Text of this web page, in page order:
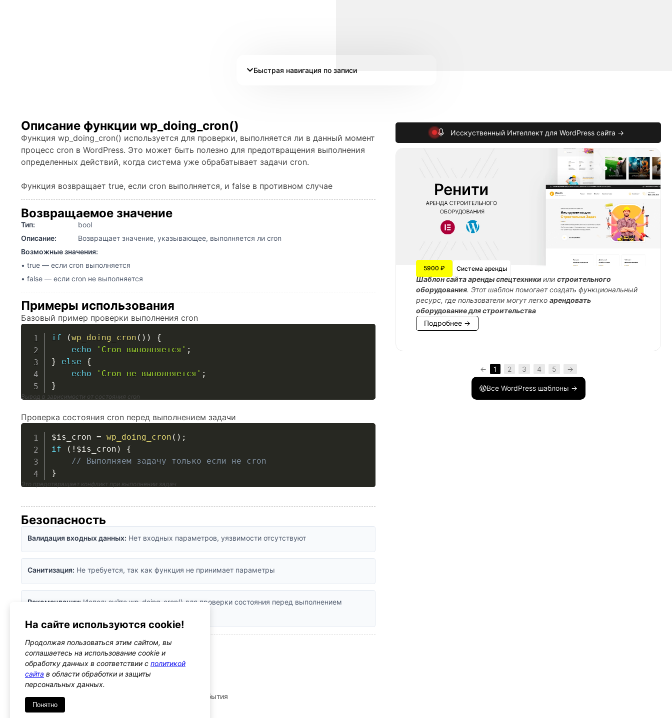
Быстрая навигация по записи
Описание функции wp_doing_cron()
Функция wp_doing_cron() используется для проверки, выполняется ли в данный момент
процесс cron в WordPress. Это может быть полезно для предотвращения выполнения
определенных действий, когда система уже обрабатывает задачи cron.
Функция возвращает true, если cron выполняется, и false в противном случае
Возвращаемое значение
Тип:
bool
Описание:
Возвращает значение, указывающее, выполняется ли cron
Возможные значения:
• true — если cron выполняется
• false — если cron не выполняется
Примеры использования
Базовый пример проверки выполнения cron
if (wp_doing_cron ( ) )
{
echo
'Cron выполняется' ;
}
else
{
echo
'Cron не выполняется' ;
}
Вывод в зависимости от состояния cron
Проверка состояния cron перед выполнением задачи
$is_cron = wp_doing_cron ( ) ;
if
( ! $is_cron )
{
// Выполняем задачу только если не cron
}
Это предотвращает конфликт при выполнении задач
Безопасность
Валидация входных данных: Нет входных параметров, уязвимости отсутствуют
Санитизация: Не требуется, так как функция не принимает параметры
Рекомендации: Используйте wp_doing_cron() для проверки состояния перед выполнением
— Связанные функции
wp_schedule_event()
Запланировать выполнение задачи в cron
wp_next_scheduled()
Получить время следующего запланированного события
Исскуственный Интеллект для WordPress сайта →
5900 ₽ Система аренды
Шаблон сайта аренды спецтехникиилистроительного
оборудования. Этот шаблон помогает создать функциональный
ресурс, где пользователи могут легкоарендовать
оборудование для строительства
Подробнее →
← 1 2 3 4 5 →
Все WordPress шаблоны →
На сайте используются cookie!
Продолжая пользоваться этим сайтом, вы
соглашаетесь на использование cookie и
обработку данных в соответствии с политикой
сайта в области обработки и защиты
персональных данных.
Понятно